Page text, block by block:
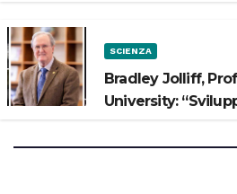
SCIENZA
Bradley Jolliff,
University: